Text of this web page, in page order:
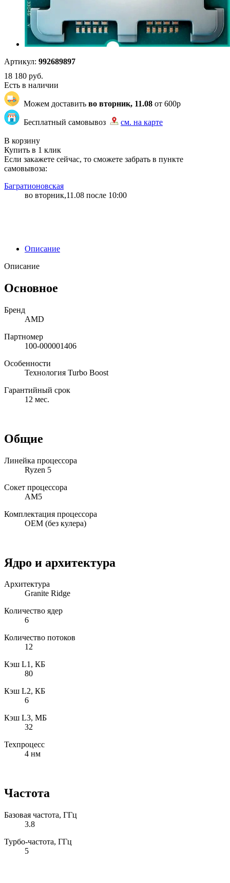
Артикул: 992689897
18 180 руб.
Есть в наличии
Можем доставить во вторник, 11.08 от 600р
Бесплатный самовывоз
см. на карте
В корзину
Купить в 1 клик
Если закажете сейчас, то сможете забрать в пункте
самовывоза:
Багратионовская
во вторник,11.08 после 10:00
Описание
Описание
Основное
Бренд
AMD
Партномер
100-000001406
Особенности
Технология Turbo Boost
Гарантийный срок
12 мес.
Общие
Линейка процессора
Ryzen 5
Сокет процессора
AM5
Комплектация процессора
OEM (без кулера)
Ядро и архитектура
Архитектура
Granite Ridge
Количество ядер
6
Количество потоков
12
Кэш L1, КБ
80
Кэш L2, КБ
6
Кэш L3, МБ
32
Техпроцесс
4 нм
Частота
Базовая частота, ГГц
3.8
Турбо-частота, ГГц
5